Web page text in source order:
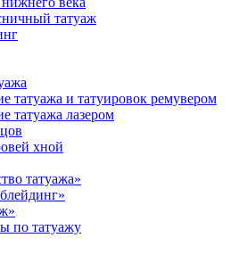
татуаж
татуажа и татуировок ремувером
татуажа лазером
хной
татуажа»
по татуажу